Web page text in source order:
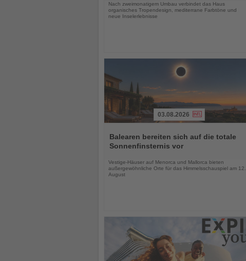
Nach zweimonatigem Umbau verbindet das Haus
organisches Tropendesign, mediterrane Farbtöne und
neue Inselerlebnisse
Sie
die
03.08.2026
Balearen bereiten sich auf die totale
Sonnenfinsternis vor
Vestige-Häuser auf Menorca und Mallorca bieten
außergewöhnliche Orte für das Himmelsschauspiel am 12.
August